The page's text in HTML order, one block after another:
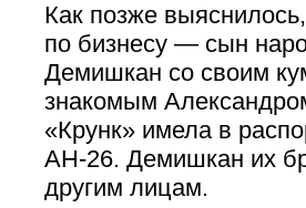
Как позже
по бизнесу — сын
Демишкан со своим
знакомым
«Крунк» имела в
АН-26. Демишкан их
другим лицам.